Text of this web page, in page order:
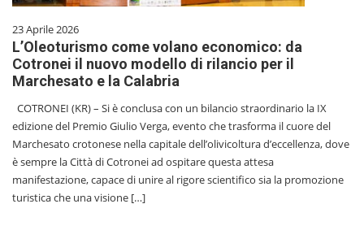
23 Aprile 2026
L’Oleoturismo come volano economico: da
Cotronei il nuovo modello di rilancio per il
Marchesato e la Calabria
COTRONEI (KR) – Si è conclusa con un bilancio straordinario la IX
edizione del Premio Giulio Verga, evento che trasforma il cuore del
Marchesato crotonese nella capitale dell’olivicoltura d’eccellenza, dove
è sempre la Città di Cotronei ad ospitare questa attesa
manifestazione, capace di unire al rigore scientifico sia la promozione
turistica che una visione […]